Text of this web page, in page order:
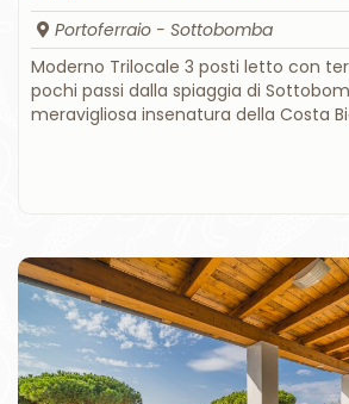
Portoferraio - Sottobomba
Moderno Trilocale 3 posti letto con
pochi passi dalla spiaggia di
meravigliosa insenatura della Costa